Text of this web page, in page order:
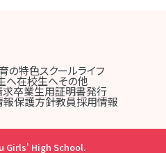
の特色スクールライフ
へ在校生へその他
卒業生用証明書発行
報保護方針教員採用情報
Girls' High School.